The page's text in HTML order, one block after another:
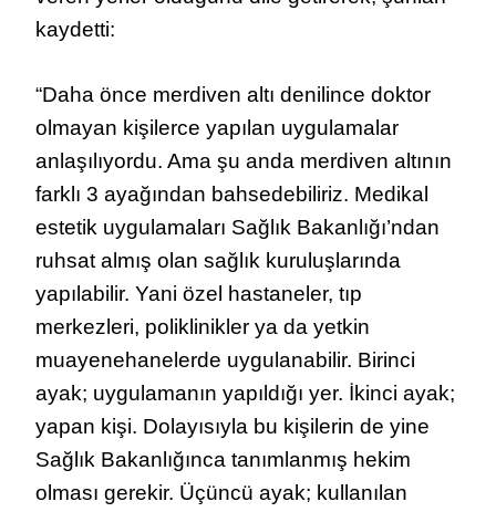
kaydetti:
“Daha önce merdiven altı denilince doktor
olmayan kişilerce yapılan uygulamalar
anlaşılıyordu. Ama şu anda merdiven altının
farklı 3 ayağından bahsedebiliriz. Medikal
estetik uygulamaları Sağlık Bakanlığı’ndan
ruhsat almış olan sağlık kuruluşlarında
yapılabilir. Yani özel hastaneler, tıp
merkezleri, poliklinikler ya da yetkin
muayenehanelerde uygulanabilir. Birinci
ayak; uygulamanın yapıldığı yer. İkinci ayak;
yapan kişi. Dolayısıyla bu kişilerin de yine
Sağlık Bakanlığınca tanımlanmış hekim
olması gerekir. Üçüncü ayak; kullanılan